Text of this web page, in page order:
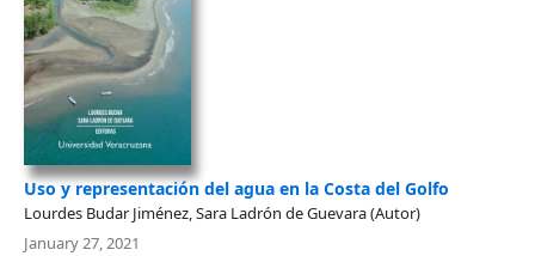
Uso y representación del agua en la Costa del Golfo
Lourdes Budar Jiménez, Sara Ladrón de Guevara (Autor)
January 27, 2021